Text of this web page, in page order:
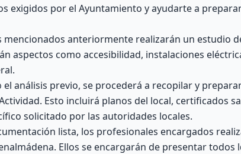
exigidos por el Ayuntamiento y ayudarte a
mencionados anteriormente realizarán un estudio
aspectos como accesibilidad, instalaciones
el análisis previo, se procederá a recopilar y
Esto incluirá planos del local, certificados
solicitado por las autoridades locales.
lista, los profesionales encargados
Ellos se encargarán de presentar todos